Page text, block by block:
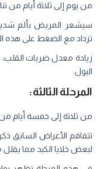
من يوم إلى ثلاثة أيام من
سيشعر المريض بألم
تزداد مع الضغط على هذه
زيادة معدل ضربات القلب،
البول.
المرحلة الثالثة:
من ثلاثة إلى خمسة أيام من
تتفاقم الأعراض السابق
لبعض خلايا الكبد مما